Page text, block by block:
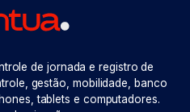
de jornada e registro de
gestão, mobilidade, banco
tablets e computadores.